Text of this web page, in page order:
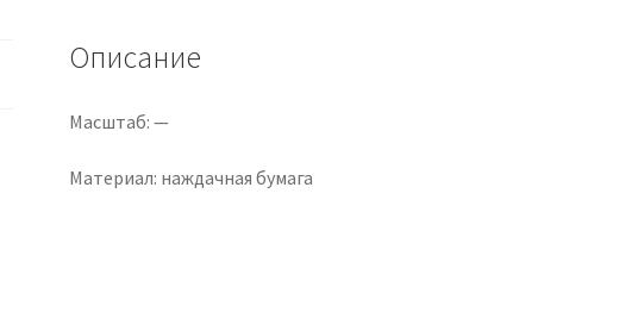
10
упаковка
Описание
Масштаб: —
Материал: наждачная бумага